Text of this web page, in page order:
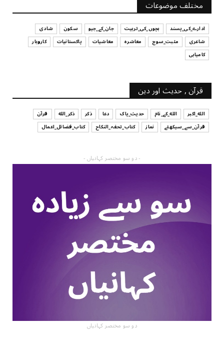
July 29, 2026
مختلف موضوعات
ادارے_کی_پسند بچوں_کی_تربیت جان_کے_جیو سکون
شادی
شاعری
مثبت_سوچ معاشرہ معاشیات پاکستانیات
کاروبار
کامیابی
قرآن , حدیث اور دین
الله_اکبر الله_کے_نام حدیث_پاک دعا ذکر ذکر_الله
قرآن
قرآن_سے_سیکھئے
نماز کتاب_تحفہ_النکاح کتاب_فضائل_اعمال
- دو سو مختصر کہانیاں -
دو سو مختصر کہانیاں